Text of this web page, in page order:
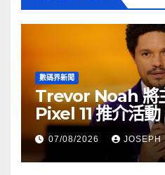
數碼界新聞
Trevor Noah 將
Pixel 11 推介活動
07/08/2026 JOSEPH